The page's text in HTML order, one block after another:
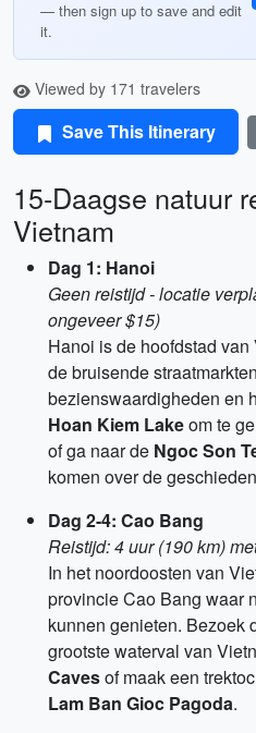
— then sign up to save and edit
it.
Viewed by 171 travelers
Save This Itinerary
15-Daagse natuur
Vietnam
Dag 1: Hanoi
Geen reistijd - locatie
ongeveer $15)
Hanoi is de hoofdstad
de bruisende
bezienswaardigheden en
Hoan Kiem Lakeom te
of ga naar de Ngoc Son
komen over de
Dag 2-4: Cao Bang
Reistijd: 4 uur (190 km)
In het noordoosten van
provincie Cao Bang waar
kunnen genieten. Bezoek
grootste waterval van
Cavesof maak een
Lam Ban Gioc Pagoda.